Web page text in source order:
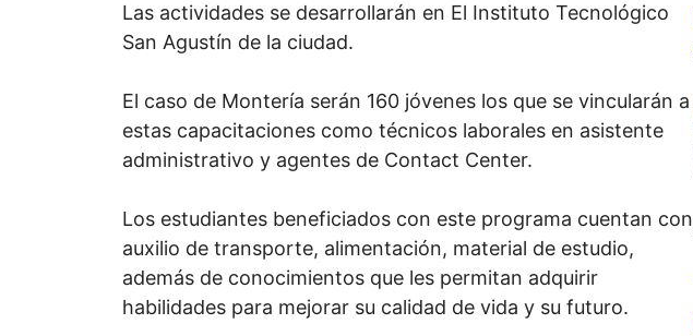
Las actividades se desarrollarán en El Instituto Tecnológico
San Agustín de la ciudad.
El caso de Montería serán 160 jóvenes los que se vincularán a
estas capacitaciones como técnicos laborales en asistente
administrativo y agentes de Contact Center.
Los estudiantes beneficiados con este programa cuentan con
auxilio de transporte, alimentación, material de estudio,
además de conocimientos que les permitan adquirir
habilidades para mejorar su calidad de vida y su futuro.